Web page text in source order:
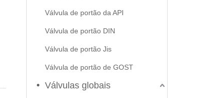
Válvula de portão da API
Válvula de portão DIN
Válvula de portão Jis
Válvula de portão de GOST
Válvulas globais